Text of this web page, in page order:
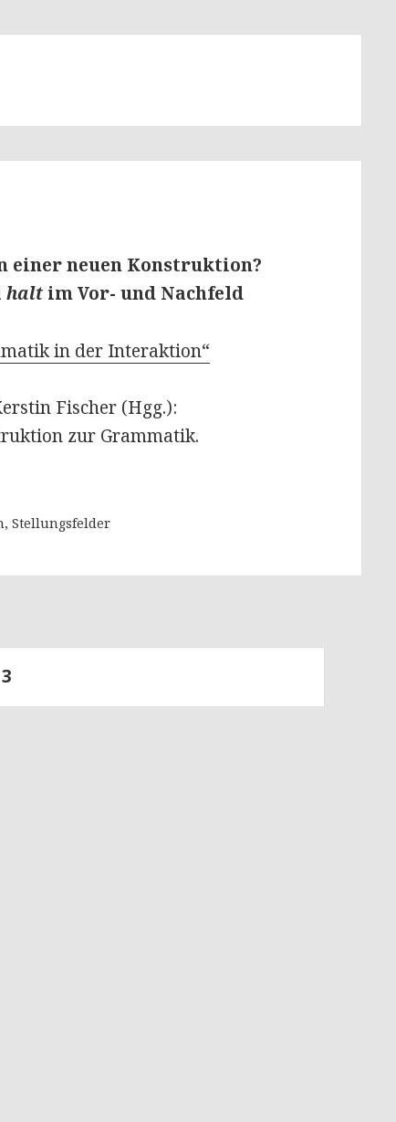
einer neuen Konstruktion?
haltim Vor- und Nachfeld
in der Interaktion“
Fischer (Hgg.):
zur Grammatik.
Stellungsfelder
SEITE
3